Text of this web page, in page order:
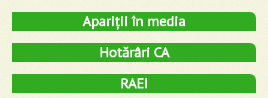
Apariții în media
Hotărâri CA
RAEI